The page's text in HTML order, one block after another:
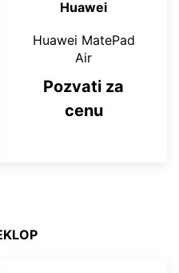
Huawei
Huawei MatePad
Air
Pozvati za
cenu